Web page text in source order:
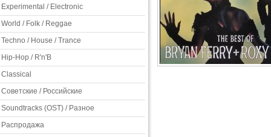
Experimental / Electronic
World / Folk / Reggae
Techno / House / Trance
Hip-Hop / R'n'B
Classical
Советские / Российские
Soundtracks (OST) / Разное
Распродажа